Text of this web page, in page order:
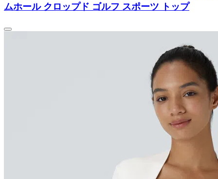
ムホール クロップド ゴルフ スポーツ トップ